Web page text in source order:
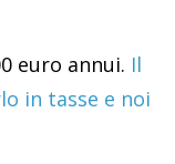
euro annui. Il
in tasse e noi